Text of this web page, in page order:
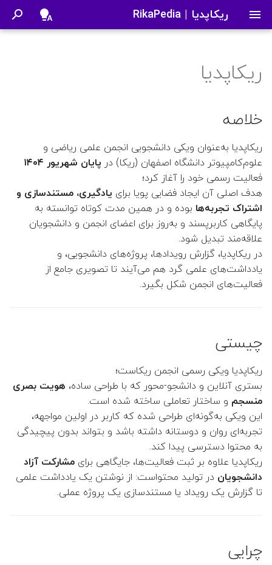
ریکاپدیا | RikaPedia
ا
ش
ر
و
ع
ج
س
ت
ج
ا
ی
پ
ک
ن
ی
د
درباره ما
اساتید
👤 جواد باقریان
👤 بهاره اختری
👤 داوود میرزایی
👤 فاطمه ابطحی فروشانی
👤 فاطمه منصوری
👤 مریم خاتمی بیدگلی
گروه)
👤 مجتبی رفیعی کرکوندی
👤 نجمه حسینی منجزی
👤 ندا اسماعیلی
دروس
خلاصه
چیستی
چرایی
چگونگی
نتیجه
ضمائم
غرفه انجمن
غرفه بازی
مسابقه OlympiGames
بوک کلاب
دیسکاشن کلاب
کارگاه گیت‌هاب
دورهمی علمی: لینوکس
رویداد انتقال تجربه کامپیوتری
XPCon 2023
سای‌سیتی
کارگاه LaTeX
آموزش روش‌های انتگرال‌گیری
نامعین
ریکاپدیا
سامانه رزرو کمد دانشکده
اقتصاد
مسابقه کف دانشکده
سابت انجمن
حمله csrf
تاریخچه علم
شمارات نشریه
نقد و بررسی فیلم و کتاب
ریکاپدیا
خلاصه
ریکاپدیا به‌عنوان ویکی دانشجویی انجمن علمی ریاضی و
علوم‌کامپیوتر دانشگاه اصفهان (ریکا) در پایان شهریور ۱۴۰۴
فعالیت رسمی خود را آغاز کرد؛
هدف اصلی آن ایجاد فضایی پویا برای یادگیری، مستندسازی و
اشتراک تجربه‌ها بوده و در همین مدت کوتاه توانسته به
پایگاهی کاربرپسند و به‌روز برای اعضای انجمن و دانشجویان
علاقه‌مند تبدیل شود.
در ریکاپدیا، گزارش رویدادها، پروژه‌های دانشجویی، و
یادداشت‌های علمی گرد هم می‌آیند تا تصویری جامع از
فعالیت‌های انجمن شکل بگیرد.
چیستی
ریکاپدیا ویکی رسمی انجمن ریکاست؛
بستری آنلاین و دانشجو-محور که با طراحی ساده، هویت بصری
منسجم و ساختار تعاملی ساخته شده است.
این ویکی به‌گونه‌ای طراحی شده که کاربر در اولین مواجهه،
تجربه‌ای روان و دوستانه داشته باشد و بتواند بدون پیچیدگی
به محتوا دسترسی پیدا کند.
ریكاپدیا علاوه بر ثبت فعالیت‌ها، جایگاهی برای مشارکت آزاد
دانشجویان در تولید محتواست: از نوشتن یک یادداشت علمی
تا گزارش یک رویداد یا مستندسازی یک پروژه عملی.
چرایی